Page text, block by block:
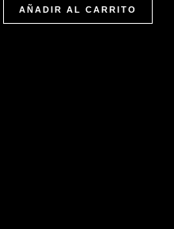
AÑADIR AL CARRITO